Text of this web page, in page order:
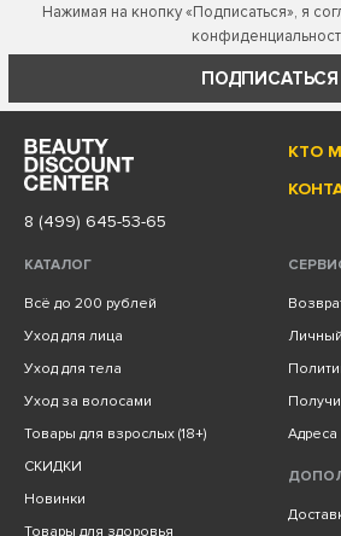
Нажимая на кнопку «Подписаться», я
ПОДПИСАТЬСЯ
КТО
8 (499) 645-53-65
КАТАЛОГ
Всё до 200 рублей
Уход для лица
Уход для тела
Уход за волосами
Товары для взрослых (18+)
СКИДКИ
Новинки
Товары для здоровья